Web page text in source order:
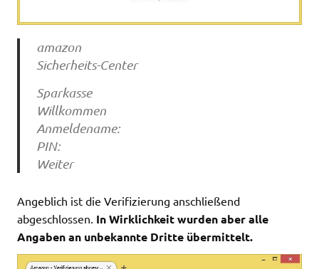
amazon
Sicherheits-Center
Sparkasse
Willkommen
Anmeldename:
PIN:
Weiter
Angeblich ist die Verifizierung anschließend
abgeschlossen. In Wirklichkeit wurden aber alle
Angaben an unbekannte Dritte übermittelt.